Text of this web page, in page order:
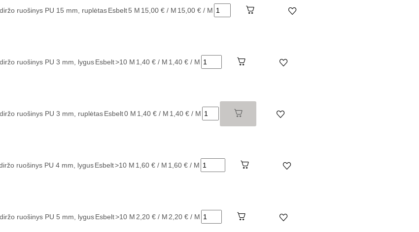
ruošinys PU 15 mm, ruplėtasEsbelt5 M 15,00 € / M 15,00 € / M
ruošinys PU 3 mm, lygusEsbelt>10 M 1,40 € / M 1,40 € / M
ruošinys PU 3 mm, ruplėtasEsbelt0 M 1,40 € / M 1,40 € / M
ruošinys PU 4 mm, lygusEsbelt>10 M 1,60 € / M 1,60 € / M
ruošinys PU 5 mm, lygusEsbelt>10 M 2,20 € / M 2,20 € / M